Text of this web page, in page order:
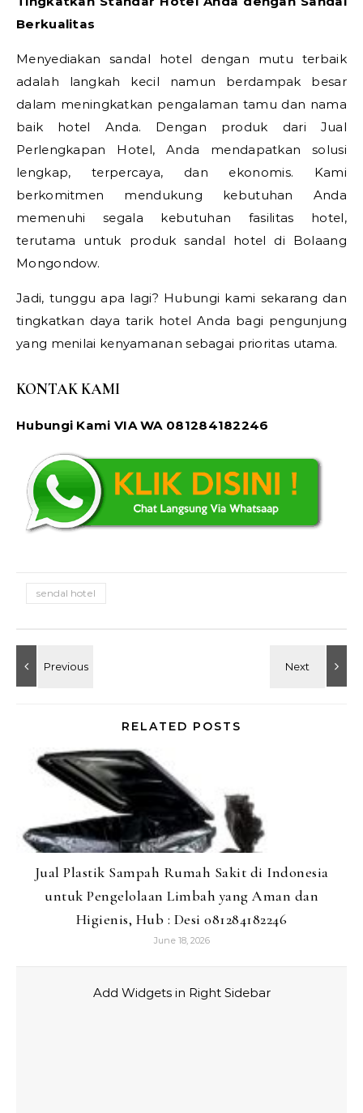
Berkualitas
Menyediakan sandal hotel dengan mutu terbaik
adalah langkah kecil namun berdampak besar
dalam meningkatkan pengalaman tamu dan nama
baik hotel Anda. Dengan produk dari Jual
Perlengkapan Hotel, Anda mendapatkan solusi
lengkap, terpercaya, dan ekonomis. Kami
berkomitmen mendukung kebutuhan Anda
memenuhi segala kebutuhan fasilitas hotel,
terutama untuk produk sandal hotel di Bolaang
Mongondow.
Jadi, tunggu apa lagi? Hubungi kami sekarang dan
tingkatkan daya tarik hotel Anda bagi pengunjung
yang menilai kenyamanan sebagai prioritas utama.
KONTAK KAMI
Hubungi Kami VIA WA 081284182246
sendal hotel
RELATED POSTS
Jual Plastik Sampah Rumah Sakit di Indonesia
untuk Pengelolaan Limbah yang Aman dan
Higienis, Hub : Desi 081284182246
June 18, 2026
Add Widgets in Right Sidebar